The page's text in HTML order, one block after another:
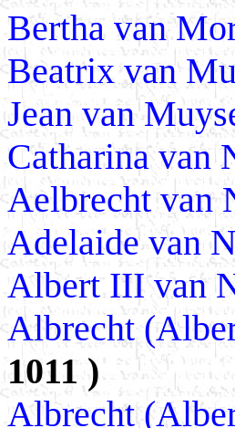
Bertha van
Beatrix van
Jean van
Catharina van
Aelbrecht van
Adelaide van
Albert III van
Albrecht
1011 )
Albrecht